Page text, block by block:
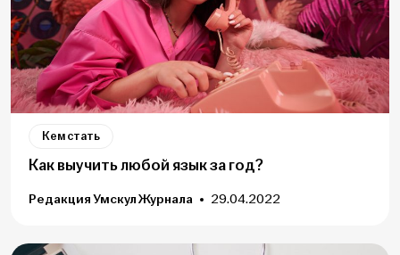
Кем стать
Как выучить любой язык за год?
Редакция Умскул Журнала 29.04.2022